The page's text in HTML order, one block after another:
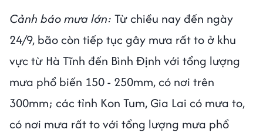
Cảnh báo mưa lớn: Từ chiều nay đến ngày
24/9, bão còn tiếp tục gây mưa rất to ở khu
vực từ Hà Tĩnh đến Bình Định với tổng lượng
mưa phổ biến 150 - 250mm, có nơi trên
300mm; các tỉnh Kon Tum, Gia Lai có mưa to,
có nơi mưa rất to với tổng lượng mưa phổ